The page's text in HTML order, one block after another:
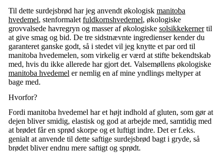
Til dette surdejsbrød har jeg anvendt økologisk manitoba
hvedemel, stenformalet fuldkornshvedemel, økologiske
grovvalsede havregryn og masser af økologiske solsikkekernertil
at give smag og bid. De tre sidstnævnte ingredienser kender du
garanteret ganske godt, så i stedet vil jeg knytte et par ord til
manitoba hvedemelen, som virkelig er værd at stifte bekendtskab
med, hvis du ikke allerede har gjort det. Valsemøllens økologiske
manitoba hvedemel er nemlig en af mine yndlings meltyper at
bage med.
Hvorfor?
Fordi manitoba hvedemel har et højt indhold af gluten, som gør at
dejen bliver smidig, elastisk og god at arbejde med, samtidig med
at brødet får en sprød skorpe og et luftigt indre. Det er f.eks.
genialt at anvende til dette saftige surdejsbrød bagt i gryde, så
brødet bliver endnu mere saftigt og sprødt.